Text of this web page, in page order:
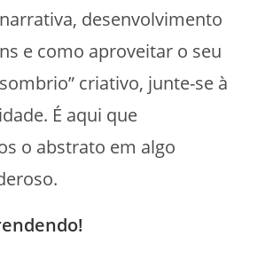
desenvolvimento
e como aproveitar o seu
criativo, junte-se à
É aqui que
o abstrato em algo